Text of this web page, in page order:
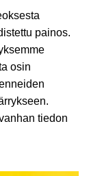
painos.
osin
tiedon